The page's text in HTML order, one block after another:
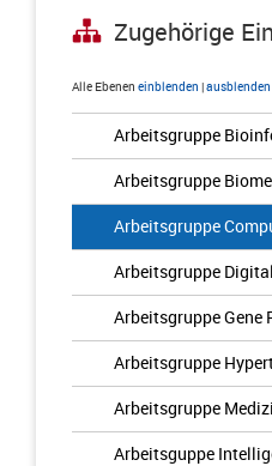
Zugehörige
Alle Ebenen einblenden |ausblenden
Arbeitsgruppe
Arbeitsgruppe
Arbeitsgruppe
Arbeitsgruppe
Arbeitsgruppe Gene
Arbeitsgruppe
Arbeitsgruppe
Arbeitsguppe